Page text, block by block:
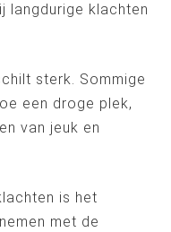
langdurige klachten
sterk. Sommige
een droge plek,
van jeuk en
is het
met de